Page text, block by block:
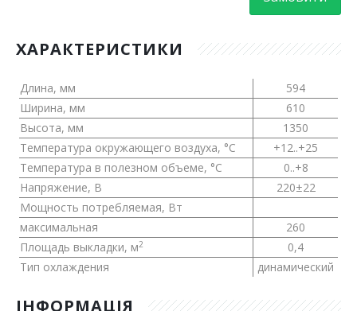
ХАРАКТЕРИСТИКИ
Длина, мм
594
Ширина, мм
610
Высота, мм
1350
Температура окружающего воздуха, °С
+12..+25
Температура в полезном объеме, °С
0..+8
Напряжение, В
220±22
Мощность потребляемая, Вт
максимальная
260
Площадь выкладки, м2
0,4
Тип охлаждения
динамический
ІНФОРМАЦІЯ